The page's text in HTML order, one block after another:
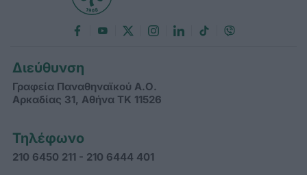
Διεύθυνση
Γραφεία Παναθηναϊκού Α.Ο.
Αρκαδίας 31, Αθήνα ΤΚ 11526
Τηλέφωνο
210 6450 211 - 210 6444 401